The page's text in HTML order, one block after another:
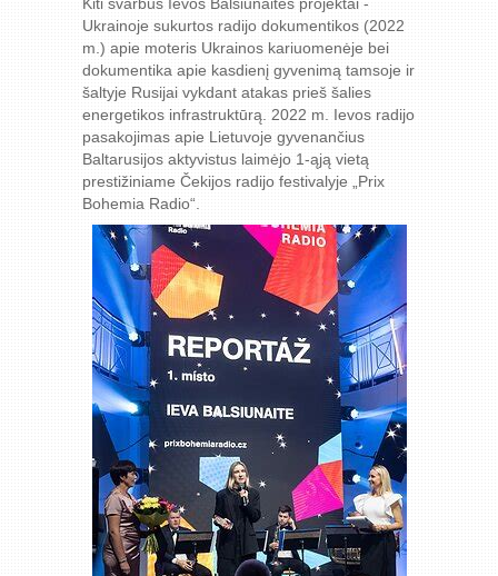
Ukrainoje sukurtos radijo dokumentikos (2022
m.) apie moteris Ukrainos kariuomenėje bei
dokumentika apie kasdienį gyvenimą tamsoje ir
šaltyje Rusijai vykdant atakas prieš šalies
energetikos infrastruktūrą. 2022 m. Ievos radijo
pasakojimas apie Lietuvoje gyvenančius
Baltarusijos aktyvistus laimėjo 1-ąją vietą
prestižiniame Čekijos radijo festivalyje „Prix
Bohemia Radio“.